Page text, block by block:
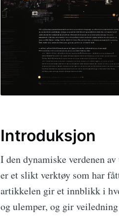
Introduksjon
I den dynamiske verdenen
er et slikt verktøy som har
artikkelen gir et innblikk i
og ulemper, og gir